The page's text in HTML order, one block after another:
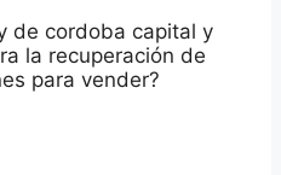
de cordoba capital y
la recuperación de
para vender?